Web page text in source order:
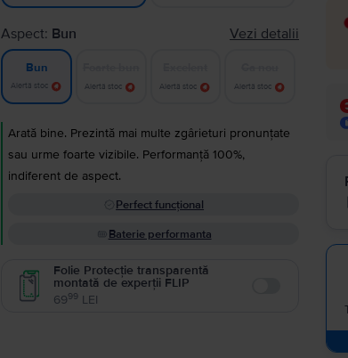
Aspect: Bun Vezi detalii
Bun
Alertă stoc Alertă stoc Alertă stoc Alertă stoc
Arată bine. Prezintă mai multe zgârieturi pronunțate
sau urme foarte vizibile. Performanță 100%,
indiferent de aspect.
Perfect funcțional
Baterie performanta
Folie Protecție transparentă
montată de experții FLIP
6999 LEI